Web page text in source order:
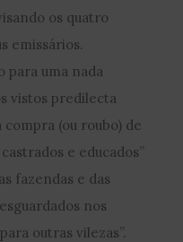
os quatro
emissários.
para uma nada
vistos predilecta
compra (ou roubo) de
e educados”
fazendas e das
nos
outras vilezas”.